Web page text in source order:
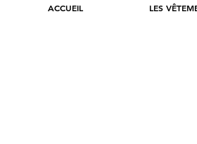
ACCUEIL LES